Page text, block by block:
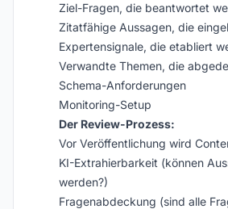
Ziel-Fragen, die beantwortet
Zitatfähige Aussagen, die
Expertensignale, die etabliert
Verwandte Themen, die
Schema-Anforderungen
Monitoring-Setup
Der Review-Prozess:
Vor Veröffentlichung wird
KI-Extrahierbarkeit (können
werden?)
Fragenabdeckung (sind alle